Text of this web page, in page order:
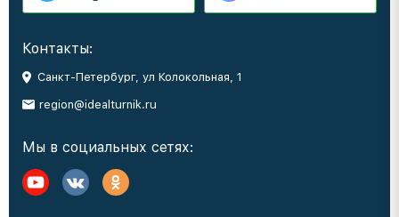
Контакты:
Санкт-Петербург, ул Колокольная, 1
region@idealturnik.ru
Мы в социальных сетях: